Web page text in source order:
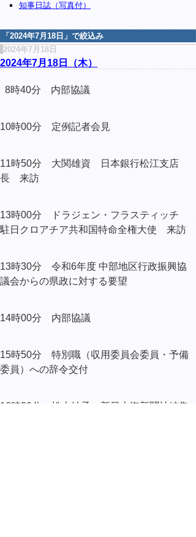
知事日誌（写真付）
「 2024年7月18日 」で絞込み
2024年7月18日
2024年7月18日（木）
8時40分 内部協議
10時00分 定例記者会見
11時50分 大関雄資 日本銀行松江支店
長 来訪
13時00分 ドラジェン・フラスティッチ
駐日クロアチア共和国特命全権大使 来訪
13時30分 令和6年度 中部地区行政振興協
議会からの県政に対する要望
14時00分 内部協議
15時50分 特別職（収用委員会委員・予備
委員）への辞令交付
16時30分 松本妙子 新日本海新聞社編集